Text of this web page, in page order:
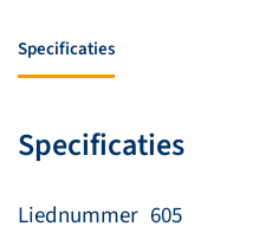
lofgewaad,
Specificaties
Specificaties
Liednummer 605